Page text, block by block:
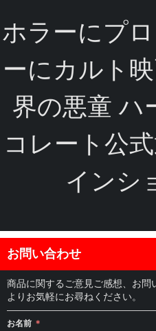
ホラーにプ
ーにカルト
界の悪童 ハ
コレート公
インシ
お問い合わせ
商品に関するご意見ご感想、お問
よりお気軽にお尋ねください。
お名前 ＊